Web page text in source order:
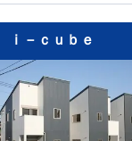
ｉ－ｃｕｂｅ